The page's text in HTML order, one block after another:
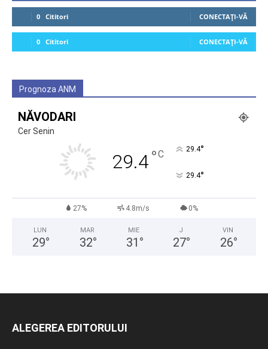
0 Cititori CONECTAȚI-VĂ
0 Cititori CONECTAȚI-VĂ
Prognoza ANM
NĂVODARI
Cer Senin
29.4°C 29.4°
29.4°
27% 4.8m/s 0%
LUN
29°
MAR
32°
MIE
31 °
J
27°
VIN
26°
ALEGEREA EDITORULUI